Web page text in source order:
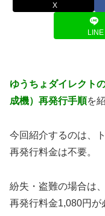
X
LINE
ゆうちょダイレクト
成機）再発行手順を
今回紹介するのは、
再発行料金は不要。
紛失・盗難の場合は
再発行料金1,080円が